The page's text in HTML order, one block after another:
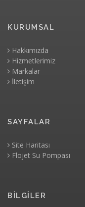
KURUMSAL
Hakkımızda
Hizmetlerimiz
Markalar
İletişim
SAYFALAR
Site Haritası
Flojet Su Pompası
BİLGİLER